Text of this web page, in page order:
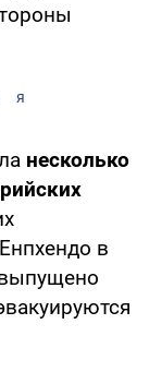
несколько
в